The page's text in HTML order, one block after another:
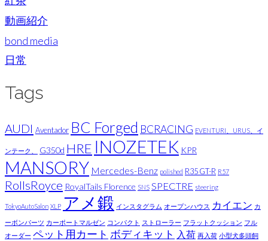
動画紹介
bond media
日常
Tags
AUDI Aventador BC Forged BCRACING EVENTURI、URUS、イ
ンテーク、 G350d HRE INOZETEK KPR
MANSORY Mercedes-Benz polished R35 GT-R R57
RollsRoyce RoyalTails Florence SNS SPECTRE steering
TokyoAutoSalon XLP アメ鍛 インスタグラム オープンハウス カイエン カ
ーボンパーツ カーポートマルゼン コンパクト ストローラー フラットクッション フル
オーダー ペット用カート ボディキット 入荷 再入荷 小型犬多頭飼